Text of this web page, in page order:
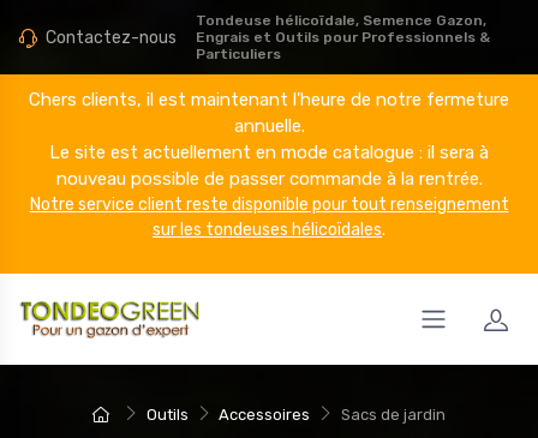
Contactez-nous
Tondeuse hélicoïdale, Semence Gazon,
Engrais et Outils pour Professionnels &
Particuliers
Chers clients, il est maintenant l'heure de notre fermeture
annuelle.
Le site est actuellement en mode catalogue : il sera à
nouveau possible de passer commande à la rentrée.
Notre service client reste disponible pour tout renseignement
sur les tondeuses hélicoïdales.
Outils Accessoires Sacs de jardin